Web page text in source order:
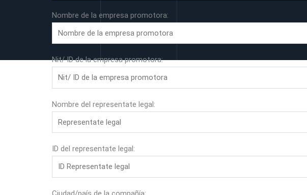
Nombre de la empresa promotora:
Nit/ ID de la empresa promotora:
Nombre del representate legal:
ID del representate legal: